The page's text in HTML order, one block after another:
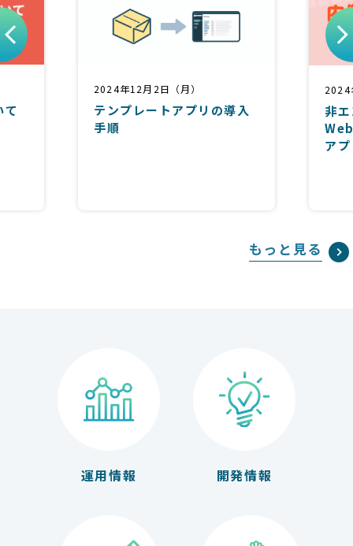
て
2024年12月2日（月）
テンプレートアプリの導入
手順
2024
非
ア
もっと見る
運用情報 開発情報